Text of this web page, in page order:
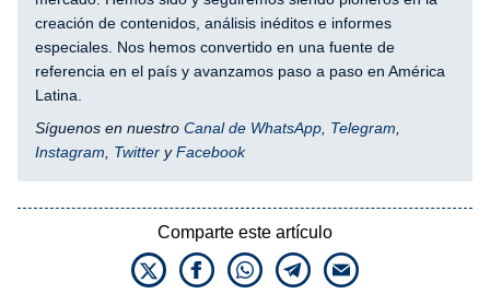
creación de contenidos, análisis inéditos e informes
especiales. Nos hemos convertido en una fuente de
referencia en el país y avanzamos paso a paso en América
Latina.
Síguenos en nuestro Canal de WhatsApp Telegram
Instagram
Twitter yFacebook
Comparte este artículo